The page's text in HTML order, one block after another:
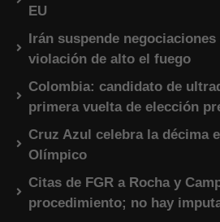
EU
Irán suspende
violación de alto el fuego
Colombia: candidato de
primera vuelta de elección
Cruz Azul celebra la décima
Olímpico
Citas de FGR a Rocha y
procedimiento; no hay